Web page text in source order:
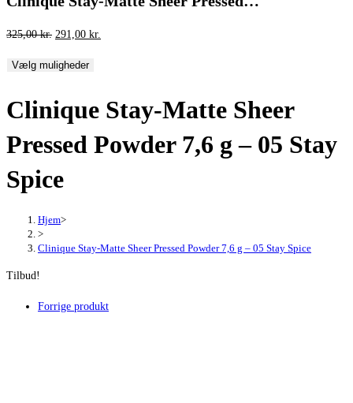
325,00kr. Den
pris
325,00 kr..
291,00 kr.
291,00 kr..
Vælg muligheder
Clinique Stay-Matte Sheer
Pressed Powder 7,6 g – 05 Stay
Spice
Hjem>
>
Clinique Stay-Matte Sheer Pressed Powder 7,6 g – 05 Stay Spice
Tilbud!
Forrige produkt